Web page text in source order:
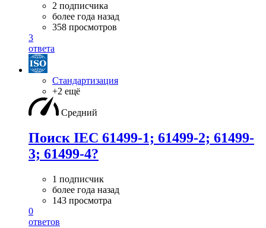
2 подписчика
более года назад
358 просмотров
3
ответа
Стандартизация
+2 ещё
Средний
Поиск IEC 61499-1; 61499-2; 61499-
3; 61499-4?
1 подписчик
более года назад
143 просмотра
0
ответов